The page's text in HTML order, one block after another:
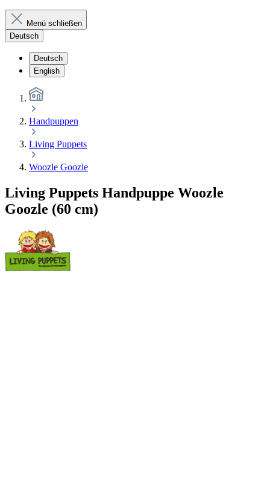
Menü schließen
Deutsch
Deutsch
English
Handpuppen
Living Puppets
Woozle Goozle
Living Puppets Handpuppe Woozle
Goozle (60 cm)